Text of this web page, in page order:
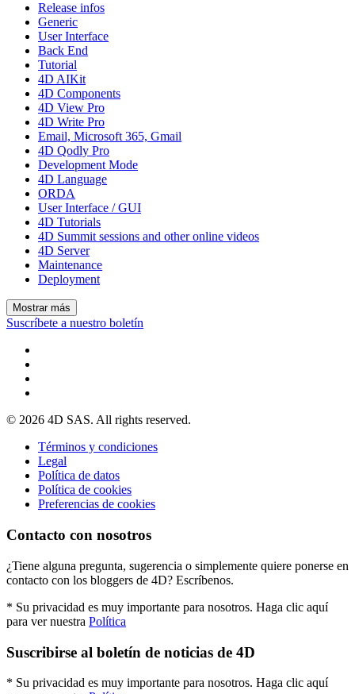
Release infos
Generic
User Interface
Back End
Tutorial
4D AIKit
4D Components
4D View Pro
4D Write Pro
Email, Microsoft 365, Gmail
4D Qodly Pro
Development Mode
4D Language
ORDA
User Interface / GUI
4D Tutorials
4D Summit sessions and other online videos
4D Server
Maintenance
Deployment
Mostrar más
Suscríbete a nuestro boletín
© 2026 4D SAS. All rights reserved.
Términos y condiciones
Legal
Política de datos
Política de cookies
Preferencias de cookies
Contacto con nosotros
¿Tiene alguna pregunta, sugerencia o simplemente quiere ponerse en
contacto con los bloggers de 4D? Escríbenos.
* Su privacidad es muy importante para nosotros. Haga clic aquí
para ver nuestra Política
Suscribirse al boletín de noticias de 4D
* Su privacidad es muy importante para nosotros. Haga clic aquí